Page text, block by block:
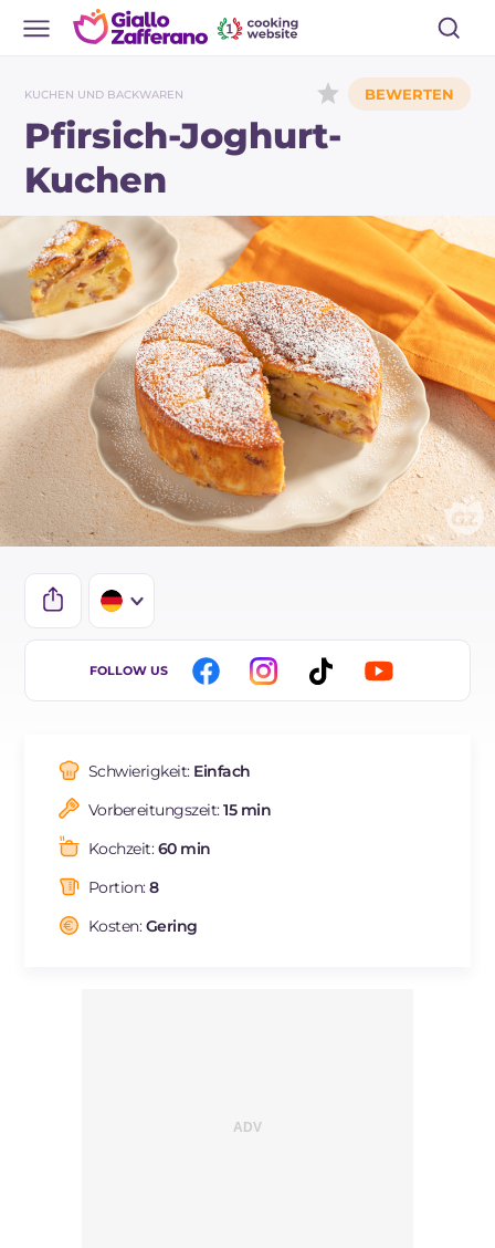
KUCHEN UND BACKWAREN
Pfirsich-Joghurt-
Kuchen
IT
FR
NL
BR
FOLLOW US
Schwierigkeit: Einfach
Vorbereitungszeit:15 min
Kochzeit:60 min
Portion:8
Kosten:Gering